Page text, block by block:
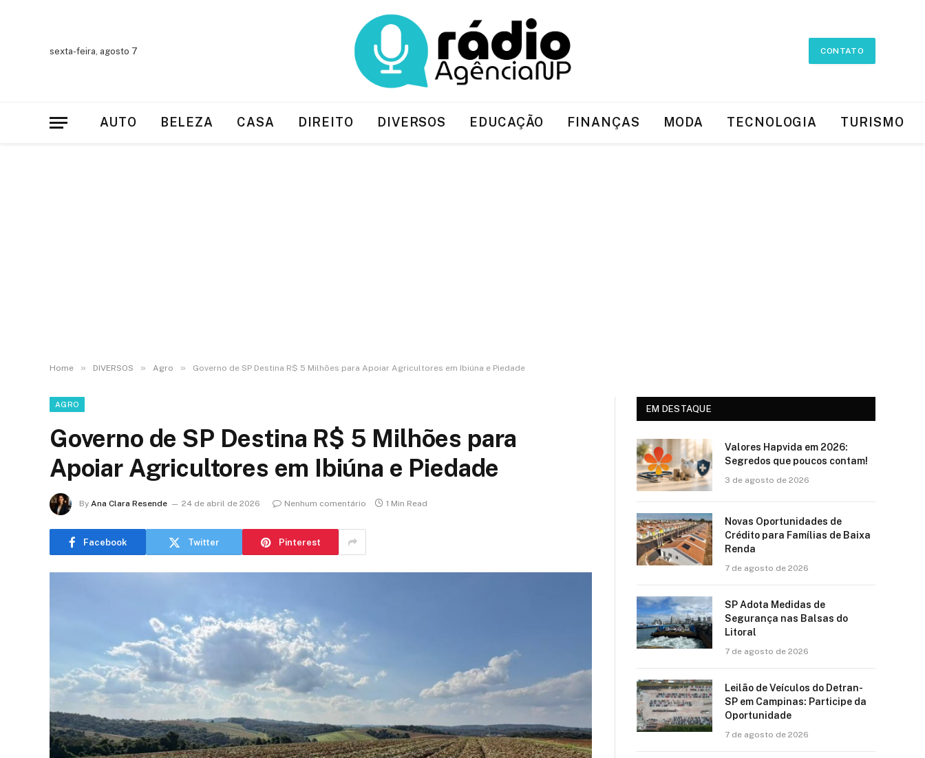
sexta-feira, agosto 7 CONTATO
AUTO BELEZA CASA DIREITO DIVERSOS EDUCAÇÃO FINANÇAS MODA TECNOLOGIA TURISMO
Home » DIVERSOS » Agro » Governo de SP Destina R$ 5 Milhões para Apoiar Agricultores em Ibiúna e Piedade
AGRO
Governo de SP Destina R$ 5 Milhões para
Apoiar Agricultores em Ibiúna e Piedade
By Ana Clara Resende 24 de abril de 2026 Nenhum comentário 1 Min Read
Facebook Twitter Pinterest
EM DESTAQUE
Valores Hapvida em 2026:
Segredos que poucos contam!
3 de agosto de 2026
Novas Oportunidades de
Crédito para Famílias de Baixa
Renda
7 de agosto de 2026
SP Adota Medidas de
Segurança nas Balsas do
Litoral
7 de agosto de 2026
Leilão de Veículos do Detran-
SP em Campinas: Participe da
Oportunidade
7 de agosto de 2026